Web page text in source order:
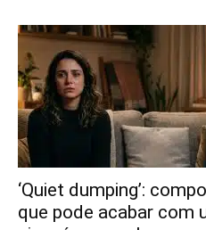
‘Quiet dumping’:
que pode acabar com